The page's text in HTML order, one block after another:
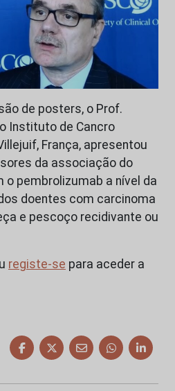
de posters, o Prof.
Instituto de Cancro
França, apresentou
da associação do
o pembrolizumab a nível da
doentes com carcinoma
e pescoço recidivante ou
registe-se para aceder a